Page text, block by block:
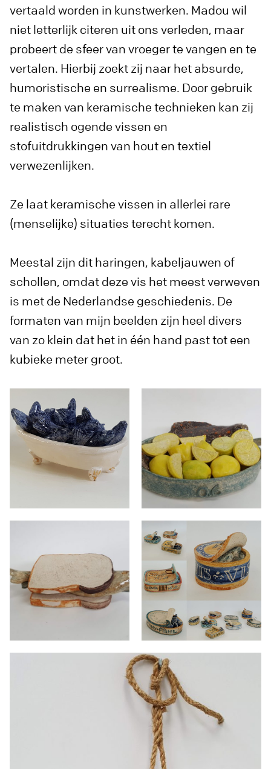
vertaald worden in kunstwerken. Madou wil
niet letterlijk citeren uit ons verleden, maar
probeert de sfeer van vroeger te vangen en te
vertalen. Hierbij zoekt zij naar het absurde,
humoristische en surrealisme. Door gebruik
te maken van keramische technieken kan zij
realistisch ogende vissen en
stofuitdrukkingen van hout en textiel
verwezenlijken.
Ze laat keramische vissen in allerlei rare
(menselijke) situaties terecht komen.
Meestal zijn dit haringen, kabeljauwen of
schollen, omdat deze vis het meest verweven
is met de Nederlandse geschiedenis. De
formaten van mijn beelden zijn heel divers
van zo klein dat het in één hand past tot een
kubieke meter groot.